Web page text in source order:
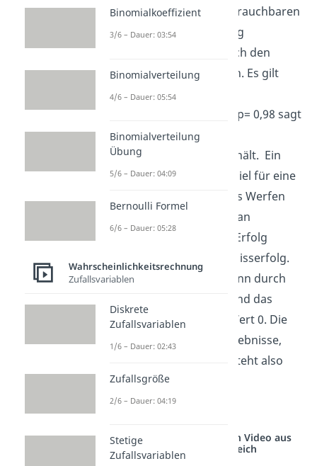
fehlerhaft sind. Diese unbrauchbaren
Teile werden als Misserfolg
betrachtet und somit durch den
Buchstaben q beschrieben. Es gilt
hier q= 0,02. Die
Gegenwahrscheinlichkeit p= 0,98 sagt
aus, dass man zu 98% ein
einwandfreies Produkt erhält. Ein
weiteres klassisches Beispiel für eine
Bernoulli Verteilung ist das Werfen
einer Münze. Hier kann man
beispielsweise „Kopf“ als Erfolg
festlegen und „Zahl“ als Misserfolg.
Das Resultat Kopf wird dann durch
den Wert 1 beschrieben und das
Resultat Zahl durch den Wert 0. Die
Menge der möglichen Ergebnisse,
auch Träger genannt, besteht also
nur aus 0 und 1.
Studyflix vernetzt: Hier ein Video aus
einem anderen Bereich
Binomialkoeffizient
3/6 – Dauer: 03:54
Binomialverteilung
4/6 – Dauer: 05:54
Binomialverteilung
Übung
5/6 – Dauer: 04:09
Bernoulli Formel
6/6 – Dauer: 05:28
Wahrscheinlichkeitsrechnung
Zufallsvariablen
Diskrete
Zufallsvariablen
1/6 – Dauer: 02:43
Zufallsgröße
2/6 – Dauer: 04:19
Stetige
Zufallsvariablen